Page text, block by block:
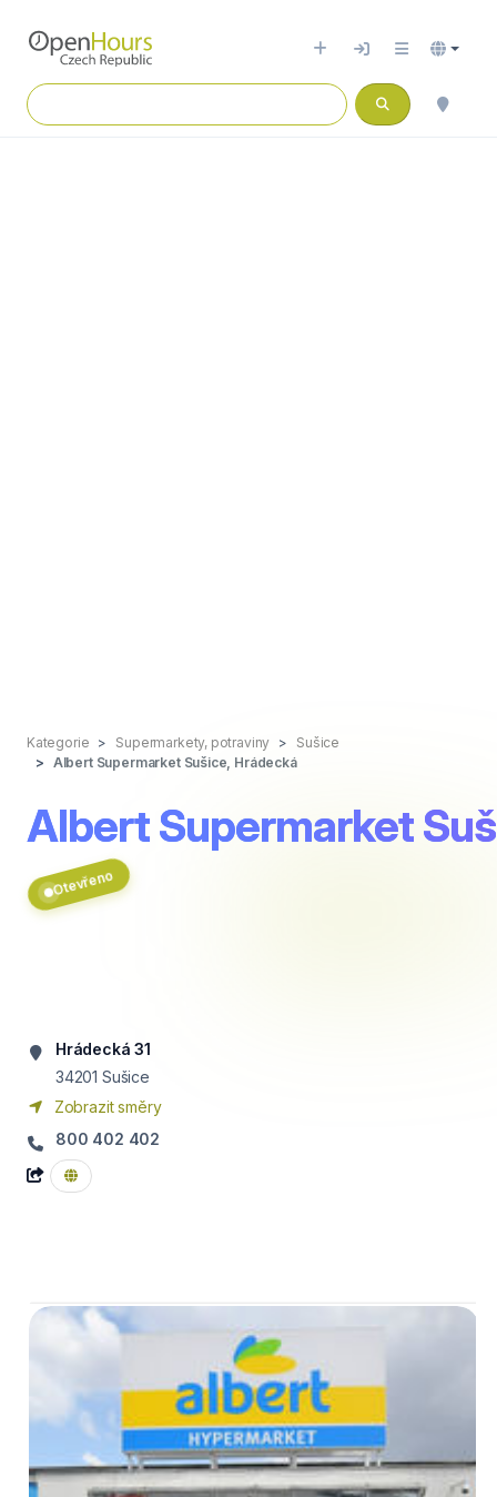
Kategorie Supermarkety, potraviny
Sušice
Albert Supermarket Sušice, Hrádecká
Albert Supermarket
Otevřeno
Hrádecká 31
34201 Sušice
Zobrazit směry
800 402 402